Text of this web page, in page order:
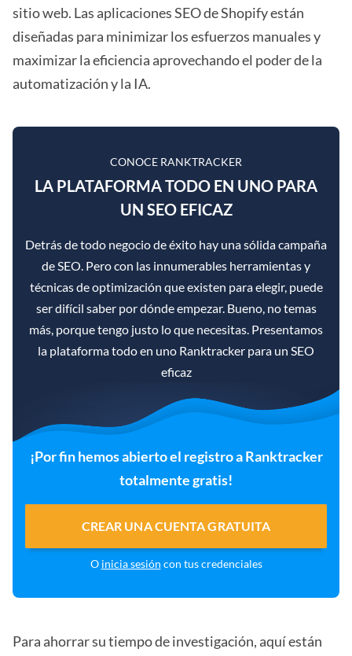
sitio web. Las aplicaciones SEO de Shopify están
diseñadas para minimizar los esfuerzos manuales y
maximizar la eficiencia aprovechando el poder de la
automatización y la IA.
CONOCE RANKTRACKER
LA PLATAFORMA TODO EN UNO PARA
UN SEO EFICAZ
Detrás de todo negocio de éxito hay una sólida campaña
de SEO. Pero con las innumerables herramientas y
técnicas de optimización que existen para elegir, puede
ser difícil saber por dónde empezar. Bueno, no temas
más, porque tengo justo lo que necesitas. Presentamos
la plataforma todo en uno Ranktracker para un SEO
eficaz
¡Por fin hemos abierto el registro a Ranktracker
totalmente gratis!
CREAR UNA CUENTA GRATUITA
O inicia sesión con tus credenciales
Para ahorrar su tiempo de investigación, aquí están